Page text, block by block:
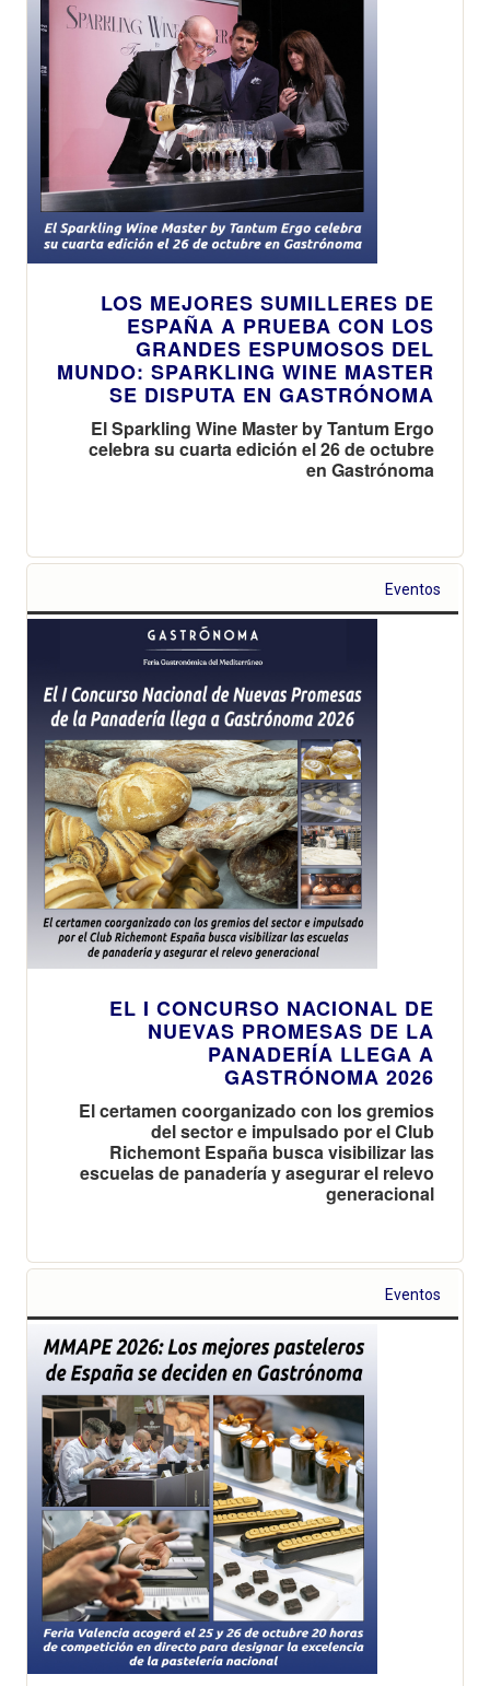
LOS MEJORES SUMILLERES DE
ESPAÑA A PRUEBA CON LOS
GRANDES ESPUMOSOS DEL
MUNDO: SPARKLING WINE MASTER
SE DISPUTA EN GASTRÓNOMA
El Sparkling Wine Master by Tantum Ergo
celebra su cuarta edición el 26 de octubre
en Gastrónoma
Eventos
EL I CONCURSO NACIONAL DE
NUEVAS PROMESAS DE LA
PANADERÍA LLEGA A
GASTRÓNOMA 2026
El certamen coorganizado con los gremios
del sector e impulsado por el Club
Richemont España busca visibilizar las
escuelas de panadería y asegurar el relevo
generacional
Eventos